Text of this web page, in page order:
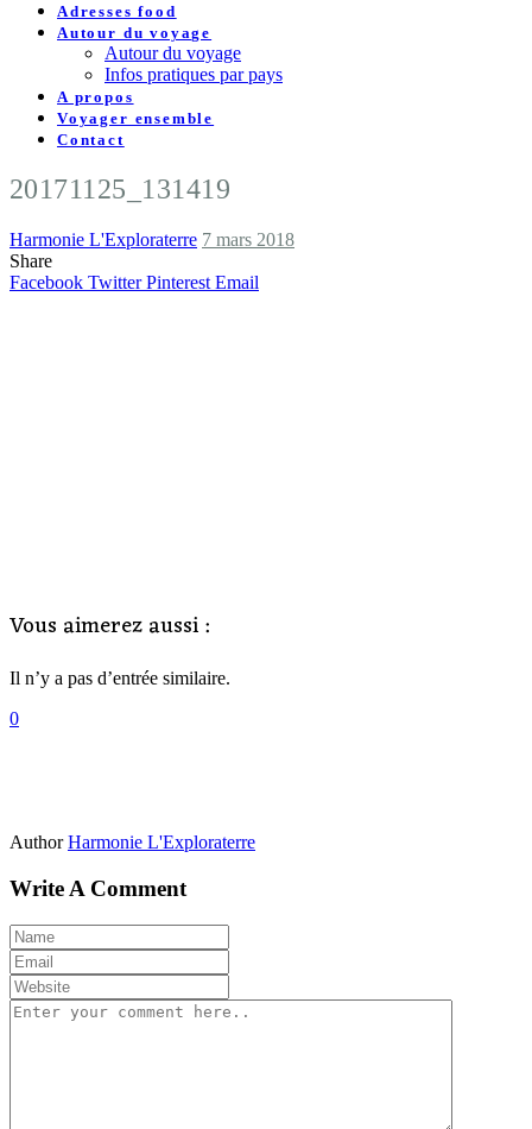
Adresses food
Autour du voyage
Autour du voyage
Infos pratiques par pays
A propos
Voyager ensemble
Contact
20171125_131419
Harmonie L'Exploraterre 7 mars 2018
Share
Facebook Twitter Pinterest Email
Vous aimerez aussi :
Il n’y a pas d’entrée similaire.
0
Author Harmonie L'Exploraterre
Write A Comment